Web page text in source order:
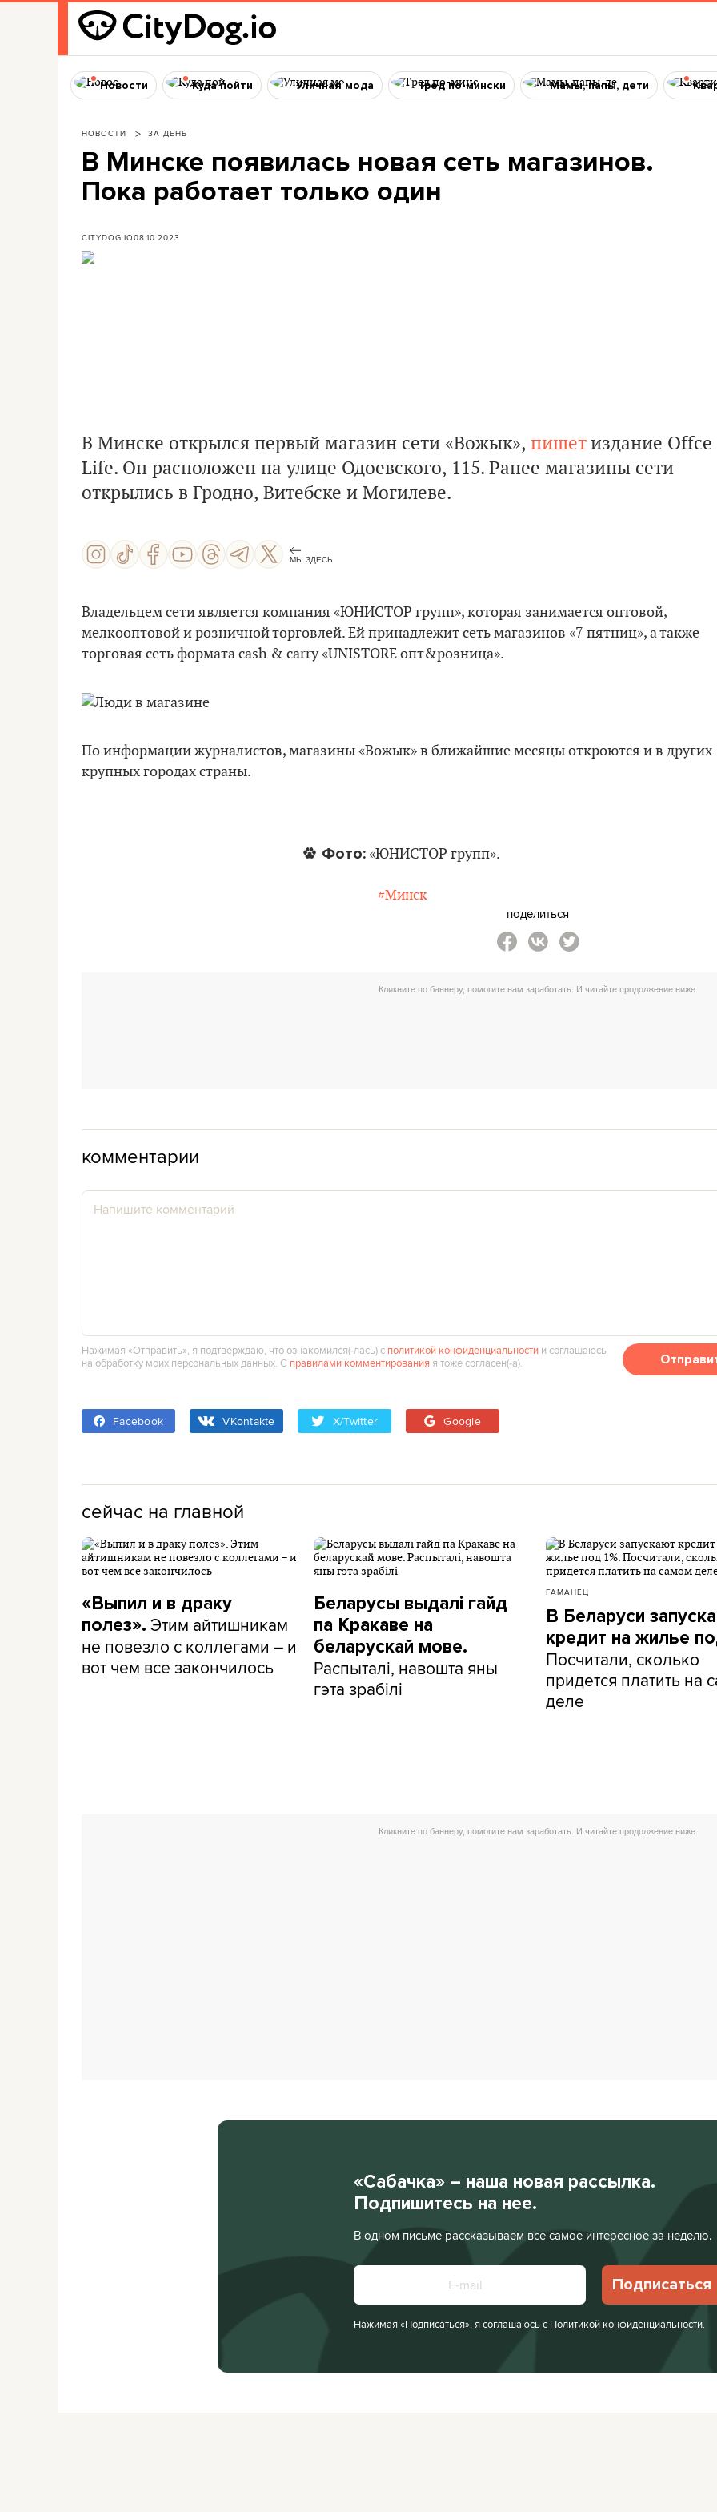
Новости Куда пойти Уличная мода Тред по-мински Мамы, папы, дети
НОВОСТИ ЗА ДЕНЬ
В Минске появилась новая сеть магазинов.
Пока работает только один
CITYDOG.IO08.10.2023
В Минске открылся первый магазин сети «Вожык», пишетиздание Offce
Life. Он расположен на улице Одоевского, 115. Ранее магазины сети
открылись в Гродно, Витебске и Могилеве.
МЫ ЗДЕСЬ
Владельцем сети является компания «ЮНИСТОР групп», которая занимается оптовой,
мелкооптовой и розничной торговлей. Ей принадлежит сеть магазинов «7 пятниц», а также
торговая сеть формата cash & carry «UNISTORE опт&розница».
По информации журналистов, магазины «Вожык» в ближайшие месяцы откроются и в других
крупных городах страны.
Фото:«ЮНИСТОР групп».
#Минск
поделиться
комментарии
Нажимая «Отправить», я подтверждаю, что ознакомился(‑лась) с политикой конфиденциальности и соглашаюсь
на обработку моих персональных данных. С правилами комментирования я тоже согласен(‑а).
Facebook VKontakte X/Twitter Google
сейчас на главной
«Выпил и в драку
полез». Этим айтишникам
не повезло с коллегами – и
вот чем все закончилось
Беларусы выдалі гайд
па Кракаве на
беларускай мове.
Распыталі, навошта яны
гэта зрабілі
ГАМАНЕЦ
В Беларуси
кредит на жилье
Посчитали, сколько
придется платить на
деле
«Сабачка» – наша новая рассылка.
Подпишитесь на нее.
В одном письме рассказываем все самое интересное за неделю.
Подписаться
Нажимая «Подписаться», я соглашаюсь с Политикой конфиденциальности